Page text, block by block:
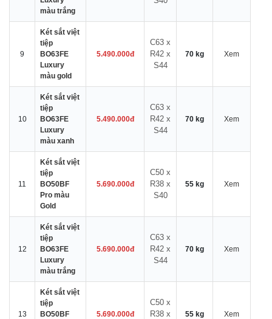
màu trắng
9
Két sắt việt
tiệp
BO63FE
Luxury
màu gold
5.490.000đ
C63 x
R42 x
S44
70 kg Xem
10
Két sắt việt
tiệp
BO63FE
Luxury
màu xanh
5.490.000đ
C63 x
R42 x
S44
70 kg Xem
11
Két sắt việt
tiệp
BO50BF
Pro màu
Gold
5.690.000đ
C50 x
R38 x
S40
55 kg Xem
12
Két sắt việt
tiệp
BO63FE
Luxury
màu trắng
5.690.000đ
C63 x
R42 x
S44
70 kg Xem
13
Két sắt việt
tiệp
BO50BF
5.690.000đ
C50 x
R38 x
55 kg Xem